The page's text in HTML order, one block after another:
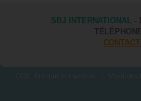
SBJ INTERNATIONAL
-